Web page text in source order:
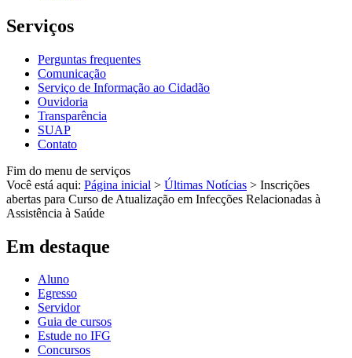
Serviços
Perguntas frequentes
Comunicação
Serviço de Informação ao Cidadão
Ouvidoria
Transparência
SUAP
Contato
Fim do menu de serviços
Você está aqui: Página inicial > Últimas Notícias > Inscrições
abertas para Curso de Atualização em Infecções Relacionadas à
Assistência à Saúde
Em destaque
Aluno
Egresso
Servidor
Guia de cursos
Estude no IFG
Concursos